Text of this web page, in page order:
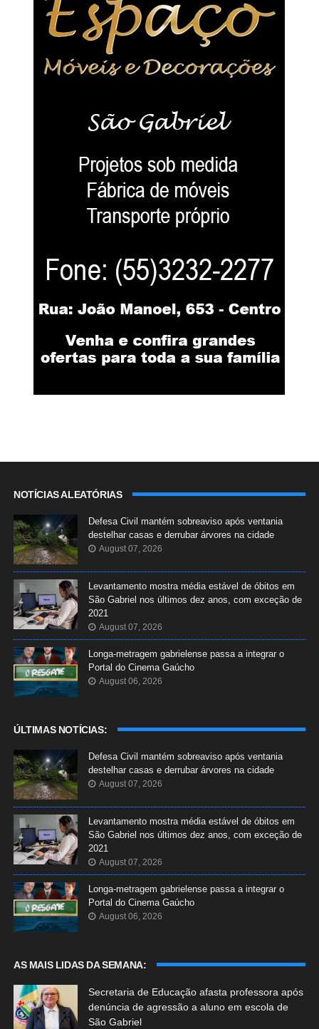
NOTÍCIAS ALEATÓRIAS
Defesa Civil mantém sobreaviso após ventania
destelhar casas e derrubar árvores na cidade
August 07, 2026
Levantamento mostra média estável de óbitos em
São Gabriel nos últimos dez anos, com exceção de
2021
August 07, 2026
Longa-metragem gabrielense passa a integrar o
Portal do Cinema Gaúcho
August 06, 2026
ÚLTIMAS NOTÍCIAS:
Defesa Civil mantém sobreaviso após ventania
destelhar casas e derrubar árvores na cidade
August 07, 2026
Levantamento mostra média estável de óbitos em
São Gabriel nos últimos dez anos, com exceção de
2021
August 07, 2026
Longa-metragem gabrielense passa a integrar o
Portal do Cinema Gaúcho
August 06, 2026
AS MAIS LIDAS DA SEMANA:
Secretaria de Educação afasta professora após
denúncia de agressão a aluno em escola de
São Gabriel